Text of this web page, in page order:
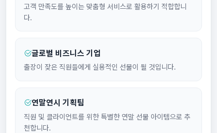
고객 만족도를 높이는 맞춤형 서비스로 활용하기 적합합니
다.
글로벌 비즈니스 기업
출장이 잦은 직원들에게 실용적인 선물이 될 것입니다.
연말연시 기획팀
직원 및 클라이언트를 위한 특별한 연말 선물 아이템으로 추
천합니다.